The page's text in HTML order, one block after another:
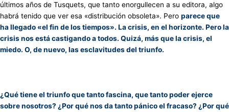
últimos años de Tusquets, que tanto enorgullecen a su editora, algo
habrá tenido que ver esa «distribución obsoleta». Pero parece que
ha llegado «el fin de los tiempos». La crisis, en el horizonte. Pero la
crisis nos está castigando a todos. Quizá, más que la crisis, el
miedo. O, de nuevo, las esclavitudes del triunfo.
¿Qué tiene el triunfo que tanto fascina, que tanto poder ejerce
sobre nosotros? ¿Por qué nos da tanto pánico el fracaso? ¿Por qué